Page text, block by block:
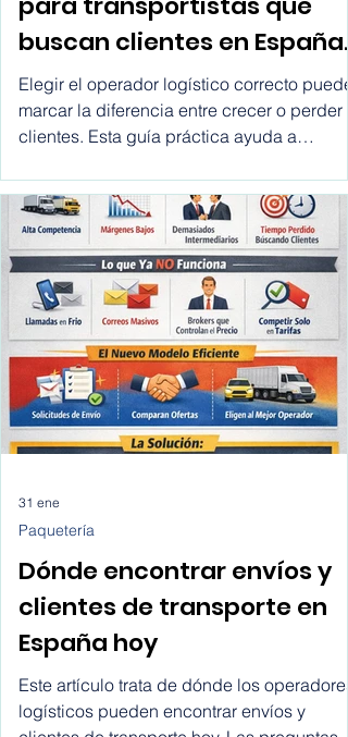
Las mejores plataformas
para transportistas que
buscan clientes en España,
Chile, México, USA,
Colombia, Argentina, Peru,
etc.
Elegir el operador logístico correcto puede
marcar la diferencia entre crecer o perder
clientes. Esta guía práctica ayuda a
ecommerce y empresas a comparar
transportistas, entender sus opciones y
tomar mejores decisiones de envío de
rápida y transparente.
Dónde encontrar envíos y
clientes de transporte en
España hoy
Este artículo trata de dónde los operadores
Paquetería
31 ene